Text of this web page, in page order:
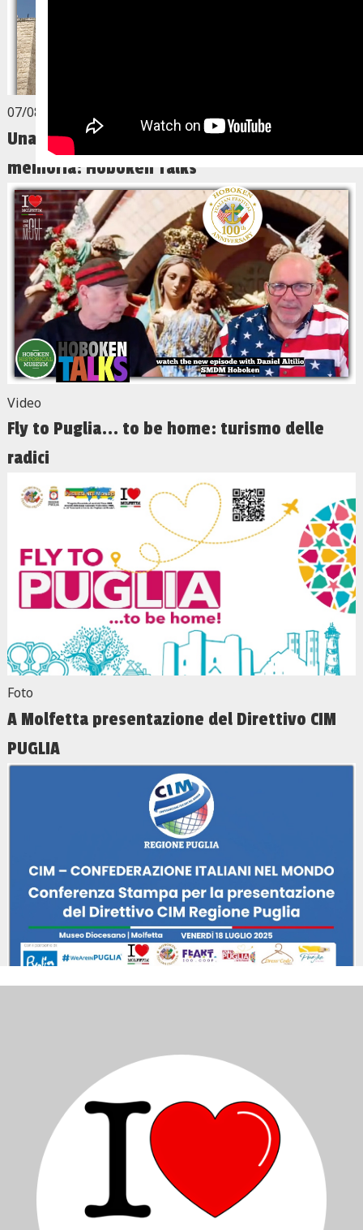
07/08/2026
Una storia che profuma di Puglia, di fede e di
memoria: Hoboken Talks
Video
Fly to Puglia... to be home: turismo delle
radici
Foto
A Molfetta presentazione del Direttivo CIM
PUGLIA